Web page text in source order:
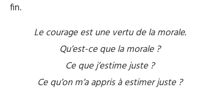
fin.
Le courage est une vertu de la morale.
Qu’est-ce que la morale ?
Ce que j’estime juste ?
Ce qu’on m’a appris à estimer juste ?